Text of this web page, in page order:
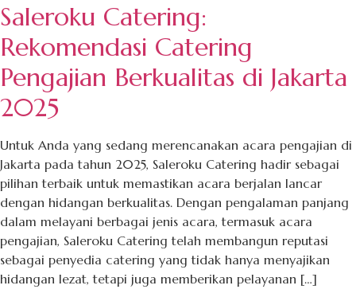
Saleroku Catering:
Rekomendasi Catering
Pengajian Berkualitas di Jakarta
2025
Untuk Anda yang sedang merencanakan acara pengajian di
Jakarta pada tahun 2025, Saleroku Catering hadir sebagai
pilihan terbaik untuk memastikan acara berjalan lancar
dengan hidangan berkualitas. Dengan pengalaman panjang
dalam melayani berbagai jenis acara, termasuk acara
pengajian, Saleroku Catering telah membangun reputasi
sebagai penyedia catering yang tidak hanya menyajikan
hidangan lezat, tetapi juga memberikan pelayanan […]